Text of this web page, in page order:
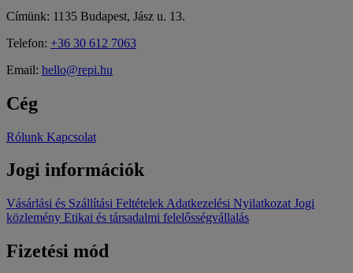
Címünk: 1135 Budapest, Jász u. 13.
Telefon: +36 30 612 7063
Email: hello@repi.hu
Cég
Rólunk Kapcsolat
Jogi információk
Vásárlási és Szállítási Feltételek Adatkezelési Nyilatkozat Jogi
közlemény Etikai és társadalmi felelősségvállalás
Fizetési mód